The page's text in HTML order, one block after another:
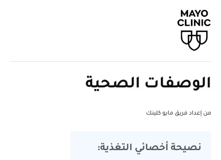
الوصفات الصحية
من إعداد فريق مايو كلينك
نصيحة أخصائي التغذية: